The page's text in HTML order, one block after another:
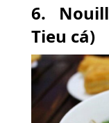
6.
Tieu cá)